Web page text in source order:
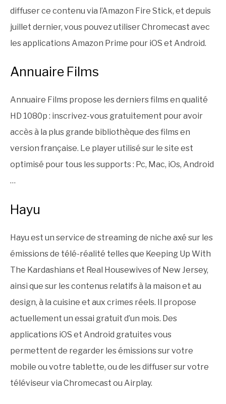
diffuser ce contenu via l’Amazon Fire Stick, et depuis
juillet dernier, vous pouvez utiliser Chromecast avec
les applications Amazon Prime pour iOS et Android.
Annuaire Films
Annuaire Films propose les derniers films en qualité
HD 1080p : inscrivez-vous gratuitement pour avoir
accès à la plus grande bibliothèque des films en
version française. Le player utilisé sur le site est
optimisé pour tous les supports : Pc, Mac, iOs, Android
…
Hayu
Hayu est un service de streaming de niche axé sur les
émissions de télé-réalité telles que Keeping Up With
The Kardashians et Real Housewives of New Jersey,
ainsi que sur les contenus relatifs à la maison et au
design, à la cuisine et aux crimes réels. Il propose
actuellement un essai gratuit d’un mois. Des
applications iOS et Android gratuites vous
permettent de regarder les émissions sur votre
mobile ou votre tablette, ou de les diffuser sur votre
téléviseur via Chromecast ou Airplay.